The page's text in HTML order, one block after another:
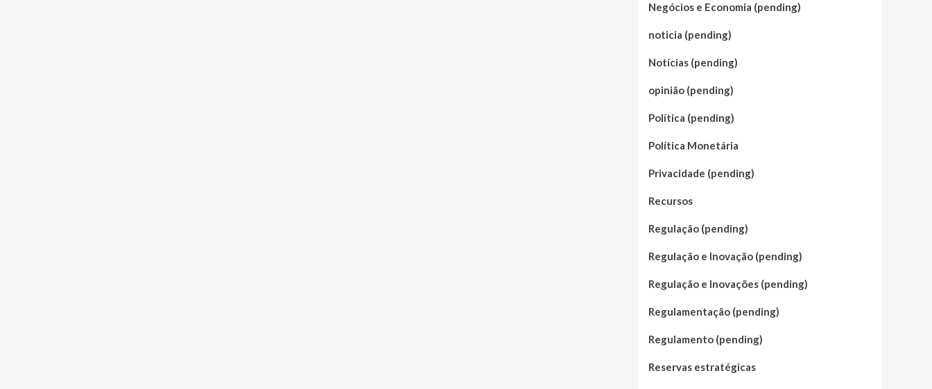
Negócios e Economia (pending)
noticia (pending)
Notícias (pending)
opinião (pending)
Política (pending)
Política Monetária
Privacidade (pending)
Recursos
Regulação (pending)
Regulação e Inovação (pending)
Regulação e Inovações (pending)
Regulamentação (pending)
Regulamento (pending)
Reservas estratégicas